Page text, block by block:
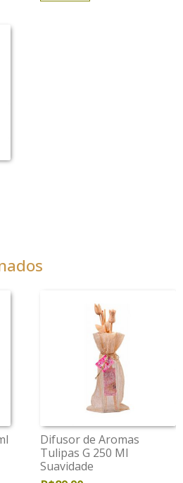
Difusor de Aromas
Tulipas G 250 Ml
Suavidade